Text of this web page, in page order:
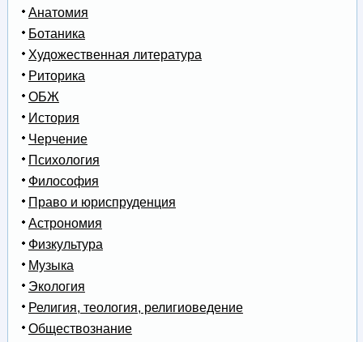
Анатомия
Ботаника
Художественная литература
Риторика
ОБЖ
История
Черчение
Психология
Философия
Право и юриспруденция
Астрономия
Физкультура
Музыка
Экология
Религия, теология, религиоведение
Обществознание